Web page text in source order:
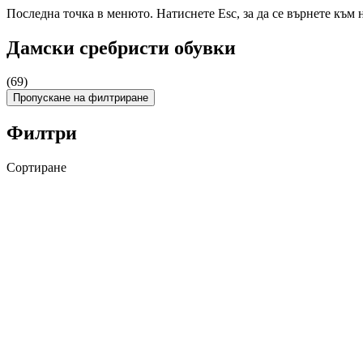
Последна точка в менюто. Натиснете Esc, за да се върнете към
Дамски сребристи обувки
(69)
Пропускане на филтриране
Филтри
Сортиране